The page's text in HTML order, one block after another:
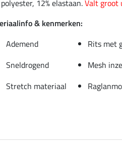
12% elastaan.Valt groot
& kenmerken:
Ademend
Rits met
Sneldrogend
Mesh
Stretch materiaal